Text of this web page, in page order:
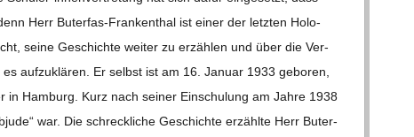
Herr Buter­­fas-Fran­ken­­thal ist einer der letz­ten Holo­
seine Geschichte wei­ter zu erzäh­len und über die Ver­
auf­zu­klä­ren. Er selbst ist am 16. Januar 1933 gebo­ren,
Ham­burg. Kurz nach sei­ner Ein­schu­lung am Jahre 1938
war. Die schreck­li­che Geschichte erzählte Herr Buter­­